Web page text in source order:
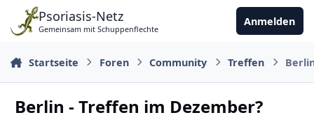
Zu Inhalt springen
Psoriasis-Netz
Gemeinsam mit Schuppenflechte
Anmelden
Startseite Foren Community Treffen
Berlin - Treffen im Dezember?